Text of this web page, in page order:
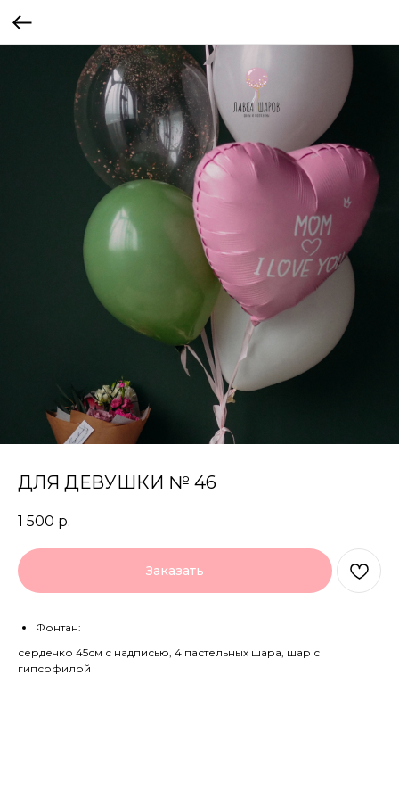
ДЛЯ ДЕВУШКИ № 46
1 500 р.
Заказать
Фонтан:
сердечко 45см с надписью, 4 пастельных шара, шар с
гипсофилой